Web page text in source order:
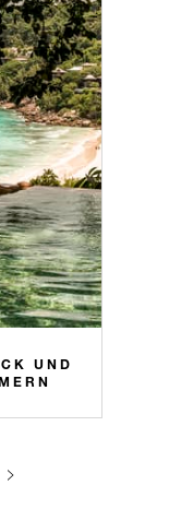
UND